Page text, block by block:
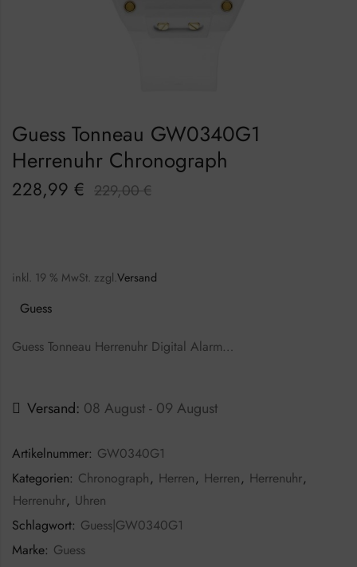
Guess Tonneau GW0340G1
Herrenuhr Chronograph
228,99 € 229,00€
inkl. 19 % MwSt. zzgl.Versand
Guess
Guess Tonneau Herrenuhr Digital Alarm…
Versand: 08 August - 09 August
Artikelnummer: GW0340G1
Kategorien: Chronograph, Herren, Herren, Herrenuhr,
Herrenuhr, Uhren
Schlagwort: Guess|GW0340G1
Marke: Guess